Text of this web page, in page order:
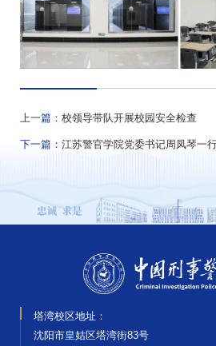
上一篇： 校领导带队开展校园安全检查
下一篇： 江苏警官学院党委书记周凤琴一
塔湾校区地址：
沈阳市皇姑区塔湾街83号